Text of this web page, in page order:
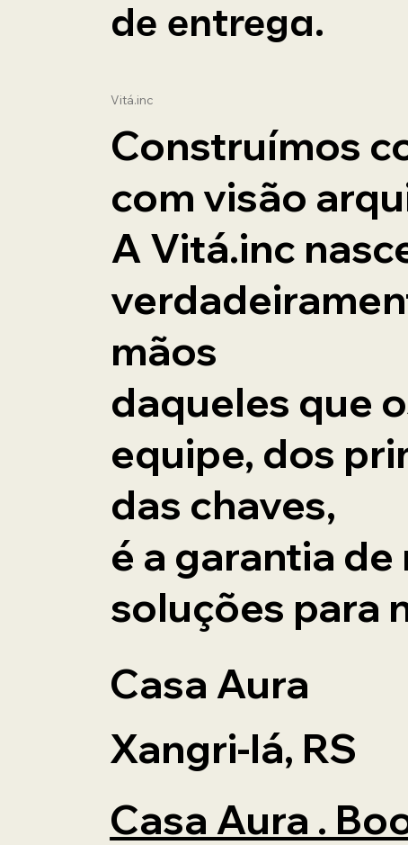
de entrega.
Vitá.inc
Construímos
com visão
A Vitá.inc
mãos
daqueles que
equipe, dos
das chaves,
é a garantia
soluções para
Casa Aura
Xangri-lá, RS
Casa Aura .